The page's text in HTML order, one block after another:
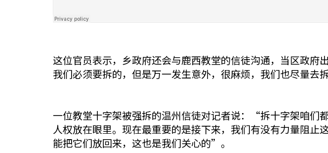
这位官员表示，乡政府还会与鹿西教堂的信徒沟通，当区政府
我们必须要拆的，但是万一发生意外，很麻烦，我们也尽量去
一位教堂十字架被强拆的温州信徒对记者说：“拆十字架咱们
人权放在眼里。现在最重要的是接下来，我们有没有力量阻
能把它们放回来，这也是我们关心的”。